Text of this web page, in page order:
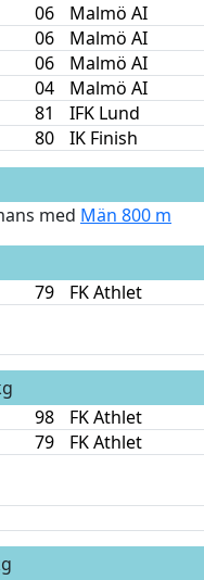
06 Malmö AI
06 Malmö AI
06 Malmö AI
04 Malmö AI
81 IFK Lund
80 IK Finish
med Män 800 m
79 FK Athlet
98 FK Athlet
79 FK Athlet